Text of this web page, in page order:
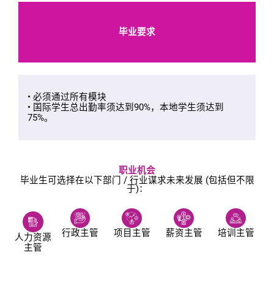
毕业要求
• 必须通过所有模块
• 国际学生总出勤率须达到90%，本地学生须达到
75%。
职业机会
毕业生可选择在以下部门 / 行业谋求未来发展 (包括但不限
于)：
人力资源
主管
行政主管 项目主管 薪资主管 培训主管